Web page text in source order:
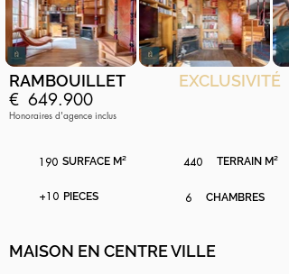
RAMBOUILLET EXCLUSIVITÉ
€ 649.900
Honoraires d'agence inclus
190 SURFACE M²
+10 PIECES
TERRAIN M²
440
6 CHAMBRES
MAISON EN CENTRE VILLE